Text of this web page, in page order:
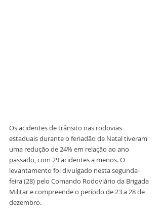
Os acidentes de trânsito nas rodovias
estaduais durante o feriadão de Natal tiveram
uma redução de 24% em relação ao ano
passado, com 29 acidentes a menos. O
levantamento foi divulgado nesta segunda-
feira (28) pelo Comando Rodoviário da Brigada
Militar e compreende o período de 23 a 28 de
dezembro.